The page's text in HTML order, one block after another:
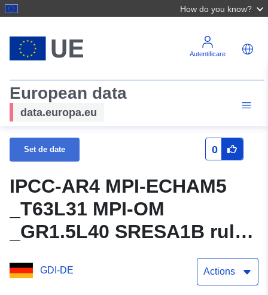
How do you know?
Autentificare
European data
data.europa.eu
Set de date 0
IPCC-AR4 MPI-ECHAM5
_T63L31 MPI-OM
_GR1.5L40 SRESA1B rula
nr.1: atmosferă 6 valori
HOUR MPImet/MaD
GDI-DE Actions